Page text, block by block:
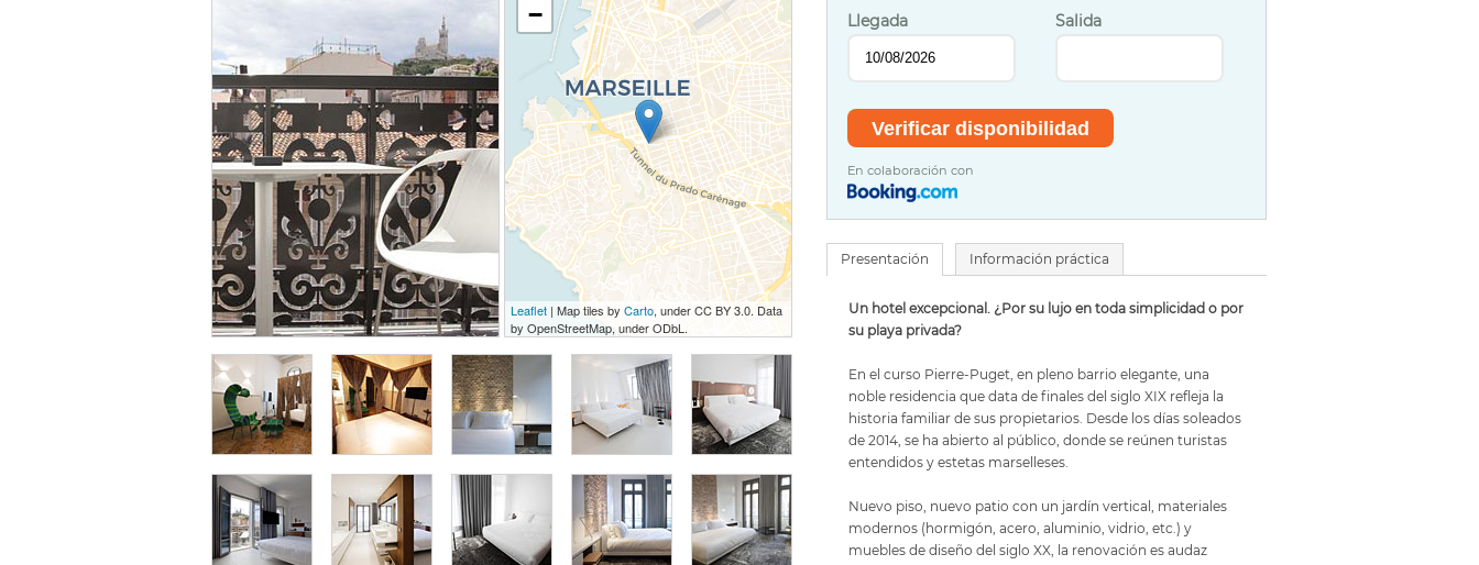
−
Leaflet | Map tiles by Carto, under CC BY 3.0. Data
by OpenStreetMap, under ODbL.
Llegada Salida
En colaboración con
Presentación Información práctica
Un hotel excepcional. ¿Por su lujo en toda simplicidad o por
su playa privada?
En el curso Pierre-Puget, en pleno barrio elegante, una
noble residencia que data de finales del siglo XIX refleja la
historia familiar de sus propietarios. Desde los días soleados
de 2014, se ha abierto al público, donde se reúnen turistas
entendidos y estetas marselleses.
Nuevo piso, nuevo patio con un jardín vertical, materiales
modernos (hormigón, acero, aluminio, vidrio, etc.) y
muebles de diseño del siglo XX, la renovación es audaz